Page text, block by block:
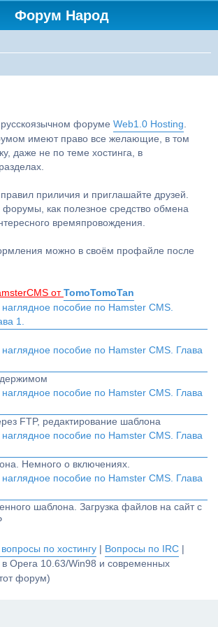
Форум Народ
форуме Web1.0 Hosting.
имеют право все желающие, в том
даже не по теме хостинга, в
приличия и приглашайте друзей.
форумы, как полезное средство обмена
времяпровождения.
можно в своём профайле после
от TomoTomoTan
пособие по Hamster CMS.
1.
пособие по Hamster CMS. Глава
пособие по Hamster CMS. Глава
FTP, редактирование шаблона
пособие по Hamster CMS. Глава
Немного о включениях.
пособие по Hamster CMS. Глава
шаблона. Загрузка файлов на сайт с
по хостингу Вопросы по IRC
Opera 10.63/Win98 и современных
форум)